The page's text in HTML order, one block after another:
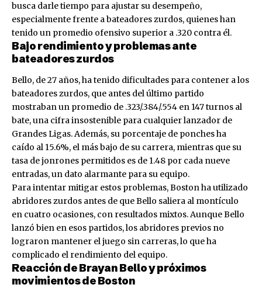
busca darle tiempo para ajustar su desempeño,
especialmente frente a bateadores zurdos, quienes han
tenido un promedio ofensivo superior a .320 contra él.
Bajo rendimiento y problemas ante
bateadores zurdos
Bello, de 27 años, ha tenido dificultades para contener a los
bateadores zurdos, que antes del último partido
mostraban un promedio de .323/.384/.554 en 147 turnos al
bate, una cifra insostenible para cualquier lanzador de
Grandes Ligas. Además, su porcentaje de ponches ha
caído al 15.6%, el más bajo de su carrera, mientras que su
tasa de jonrones permitidos es de 1.48 por cada nueve
entradas, un dato alarmante para su equipo.
Para intentar mitigar estos problemas, Boston ha utilizado
abridores zurdos antes de que Bello saliera al montículo
en cuatro ocasiones, con resultados mixtos. Aunque Bello
lanzó bien en esos partidos, los abridores previos no
lograron mantener el juego sin carreras, lo que ha
complicado el rendimiento del equipo.
Reacción de Brayan Bello y próximos
movimientos de Boston